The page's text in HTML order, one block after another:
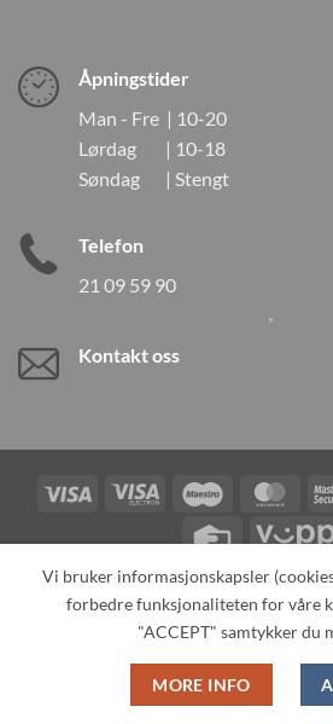
Åpningstider
Man - Fre | 10-20
Lørdag | 10-18
Søndag | Stengt
Telefon
21 09 59 90
Kontakt oss
Visa
Visa
Maestro
Credit
TILBAKEKALLINGER
SPESIALBESTILLING
MIN
Copyright 2026 ©Neo Tokyo by Neo
from Japan-
Vi bruker informasjonskapsler
forbedre funksjonaliteten for våre
"ACCEPT" samtykker du
MORE INFO